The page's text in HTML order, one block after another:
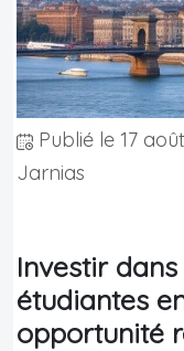
Publié le 17
Jarnias
Investir
étudiantes
opportunité